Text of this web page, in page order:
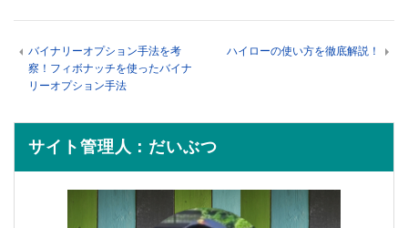
バイナリーオプション手法を考
察！フィボナッチを使ったバイナ
リーオプション手法
ハイローの使い方を徹底解説！
サイト管理人：だいぶつ